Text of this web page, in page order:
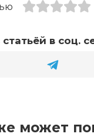
в соц.
может